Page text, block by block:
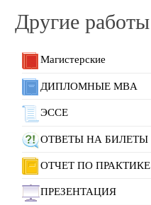
Другие работы
Магистерские
ДИПЛОМНЫЕ MBA
ЭССЕ
ОТВЕТЫ НА БИЛЕТЫ
ОТЧЕТ ПО ПРАКТИКЕ
ПРЕЗЕНТАЦИЯ